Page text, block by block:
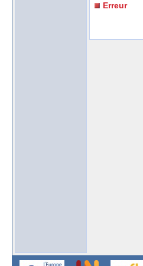
Erreur